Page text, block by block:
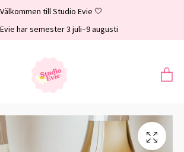
Välkommen till Studio Evie 🤍
har semester 3 juli–9 augusti